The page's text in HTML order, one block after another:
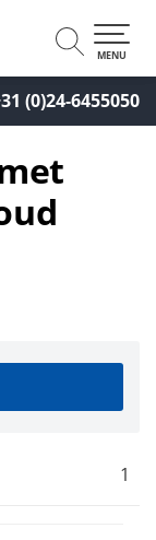
(0)24-6455050
MENU
1